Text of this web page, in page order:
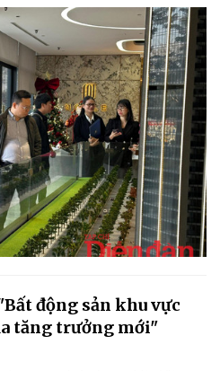
động sản khu vực
tăng trưởng mới"